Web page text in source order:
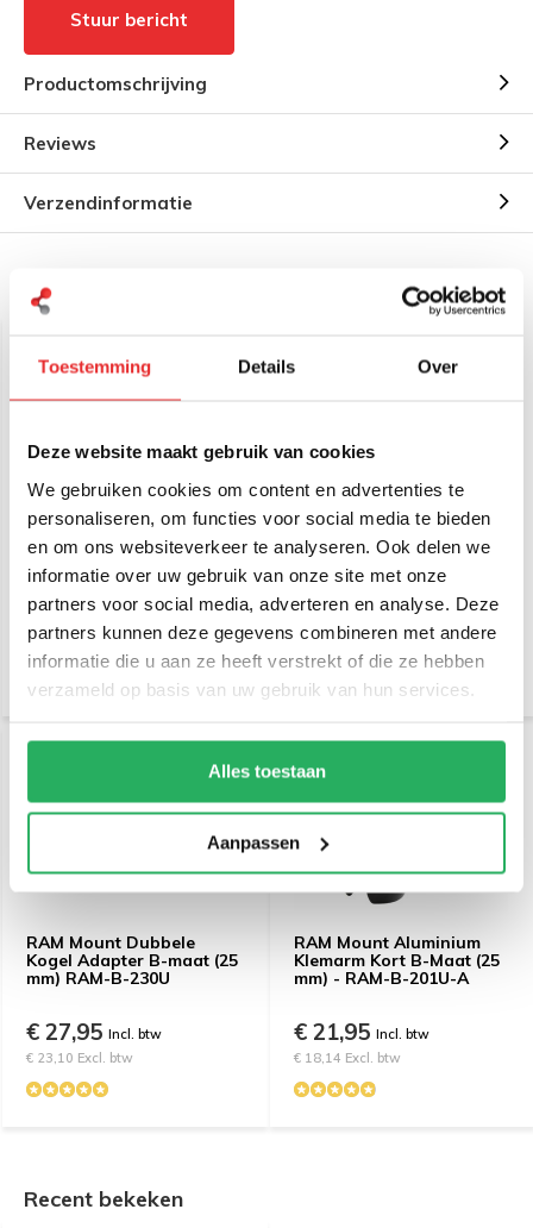
Toestemming Details Over
Deze website maakt gebruik van cookies
We gebruiken cookies om content en advertenties te
personaliseren, om functies voor social media te bieden
en om ons websiteverkeer te analyseren. Ook delen we
informatie over uw gebruik van onze site met onze
partners voor social media, adverteren en analyse. Deze
partners kunnen deze gegevens combineren met andere
informatie die u aan ze heeft verstrekt of die ze hebben
verzameld op basis van uw gebruik van hun services.
Alles toestaan
Aanpassen
Stuur bericht
Productomschrijving
Reviews
Verzendinformatie
Gerelateerde producten
RAM Mount B-maat
montage klemarm RAM-B-
201U
€ 23,95
€ 19,79 Excl. btw
RAM Mount montage
klemarm B-maat lang
RAM-B-201U-C
€ 35,95
RAM Mount Dubbele
Kogel Adapter B-maat (25
mm) RAM-B-230U
€ 27,95 Incl. btw
€ 23,10 Excl. btw
RAM Mount Aluminium
Klemarm Kort B-Maat (25
mm) - RAM-B-201U-A
€ 21,95 Incl. btw
€ 18,14 Excl. btw
Recent bekeken